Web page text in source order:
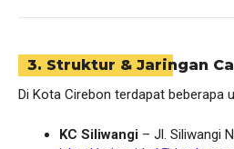
3. Struktur & Jaringan
Di Kota Cirebon terdapat beberapa
KC Siliwangi – Jl. Siliwangi